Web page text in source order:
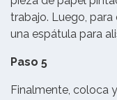
trabajo. Luego, para
una espátula para
Paso 5
Finalmente, coloca